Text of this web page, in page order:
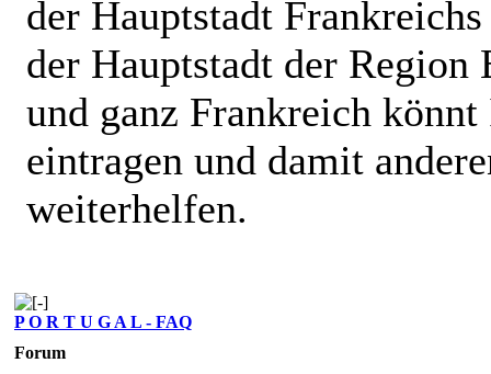
der Hauptstadt
der Hauptstadt der Region
und ganz Frankreich
eintragen und damit
weiterhelfen.
P O R T U G A L - FAQ
Forum